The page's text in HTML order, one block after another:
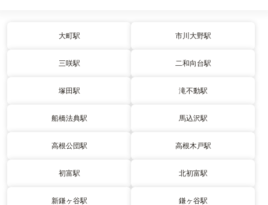
大町駅 市川大野駅
三咲駅 二和向台駅
塚田駅 滝不動駅
船橋法典駅 馬込沢駅
高根公団駅 高根木戸駅
初富駅 北初富駅
新鎌ヶ谷駅 鎌ヶ谷駅